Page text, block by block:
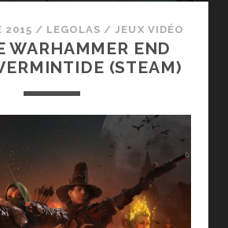
2015 / LEGOLAS /JEUX VIDÉO
WARHAMMER END
(STEAM)